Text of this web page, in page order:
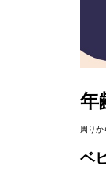
年
周りか
ベ